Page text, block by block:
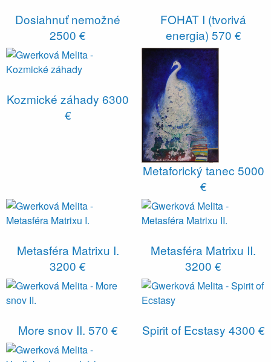
Dosiahnuť nemožné
2500 €
FOHAT I (tvorivá
energia) 570 €
Kozmické záhady 6300
€
Metaforický tanec 5000
€
Metasféra Matrixu I.
3200 €
Metasféra Matrixu II.
3200 €
More snov II. 570 € Spirit of Ecstasy 4300 €